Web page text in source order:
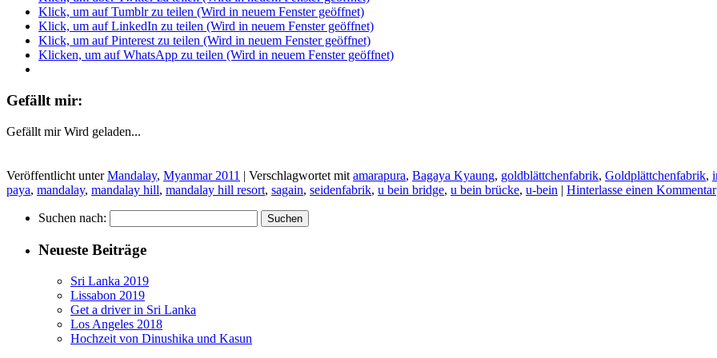
Klick, um auf Tumblr zu teilen (Wird in neuem Fenster geöffnet)
Klick, um auf LinkedIn zu teilen (Wird in neuem Fenster geöffnet)
Klick, um auf Pinterest zu teilen (Wird in neuem Fenster geöffnet)
Klicken, um auf WhatsApp zu teilen (Wird in neuem Fenster geöffnet)
Gefällt mir:
Gefällt mir Wird geladen...
Veröffentlicht unter Mandalay, Myanmar 2011 | Verschlagwortet mit amarapura, Bagaya Kyaung, goldblättchenfabrik, Goldplättchenfabrik,
paya, mandalay, mandalay hill, mandalay hill resort, sagain, seidenfabrik, u bein bridge, u bein brücke, u-bein | Hinterlasse einen Kommentar
Suchen nach:
Neueste Beiträge
Sri Lanka 2019
Lissabon 2019
Get a driver in Sri Lanka
Los Angeles 2018
Hochzeit von Dinushika und Kasun